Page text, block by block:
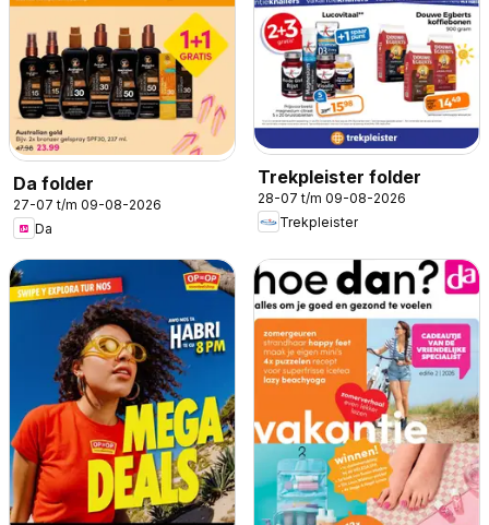
Da folder
27-07 t/m 09-08-2026
Da
Trekpleister folder
28-07 t/m 09-08-2026
Trekpleister